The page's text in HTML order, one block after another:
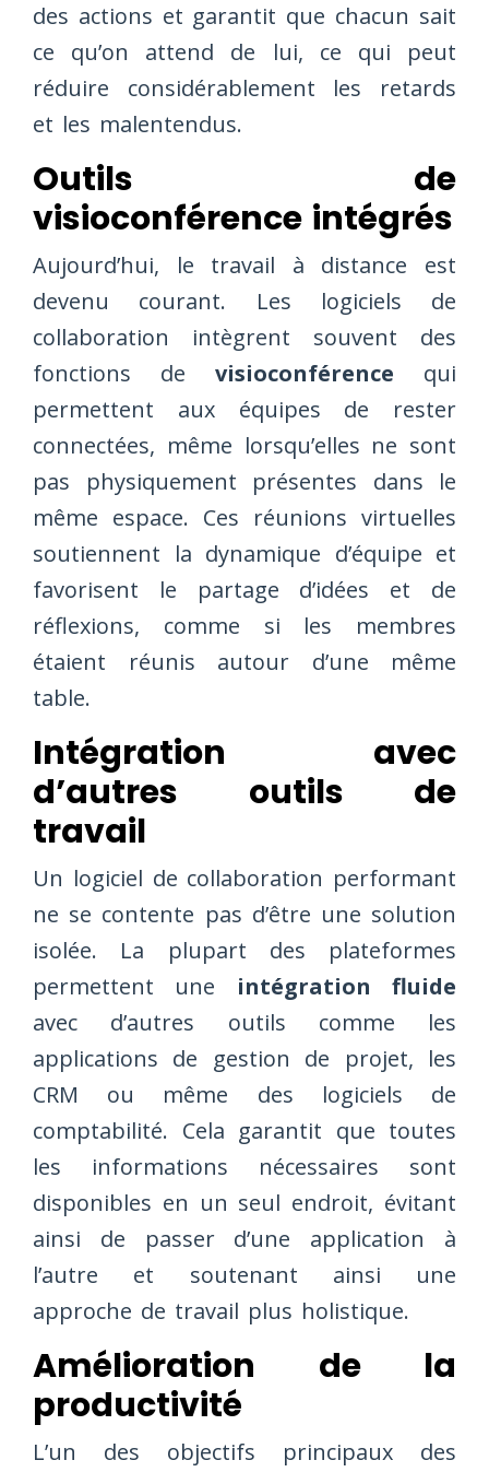
des actions et garantit que chacun sait
ce qu’on attend de lui, ce qui peut
réduire considérablement les retards
et les malentendus.
Outils de
visioconférence intégrés
Aujourd’hui, le travail à distance est
devenu courant. Les logiciels de
collaboration intègrent souvent des
fonctions de visioconférence qui
permettent aux équipes de rester
connectées, même lorsqu’elles ne sont
pas physiquement présentes dans le
même espace. Ces réunions virtuelles
soutiennent la dynamique d’équipe et
favorisent le partage d’idées et de
réflexions, comme si les membres
étaient réunis autour d’une même
table.
Intégration avec
d’autres outils de
travail
Un logiciel de collaboration performant
ne se contente pas d’être une solution
isolée. La plupart des plateformes
permettent une intégration fluide
avec d’autres outils comme les
applications de gestion de projet, les
CRM ou même des logiciels de
comptabilité. Cela garantit que toutes
les informations nécessaires sont
disponibles en un seul endroit, évitant
ainsi de passer d’une application à
l’autre et soutenant ainsi une
approche de travail plus holistique.
Amélioration de la
productivité
L’un des objectifs principaux des